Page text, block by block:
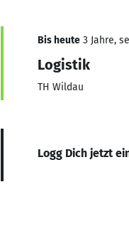
Bis heute 3 Jahre,
Logistik
TH Wildau
Logg Dich jetzt